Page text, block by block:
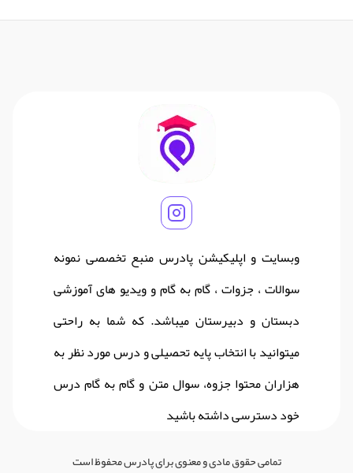
وبسایت و اپلیکیشن پادرس منبع تخصصی نمونه
سوالات ، جزوات ، گام به گام و ویدیو های آموزشی
دبستان و دبیرستان میباشد. که شما به راحتی
میتوانید با انتخاب پایه تحصیلی و درس مورد نظر به
هزاران محتوا جزوه، سوال متن و گام به گام درس
خود دسترسی داشته باشید
تمامی حقوق مادی و معنوی برای پادرس محفوظ است